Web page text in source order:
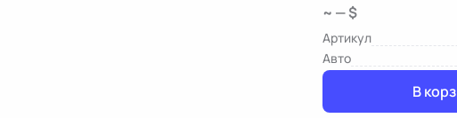
~ — $
Артикул
Авто
В